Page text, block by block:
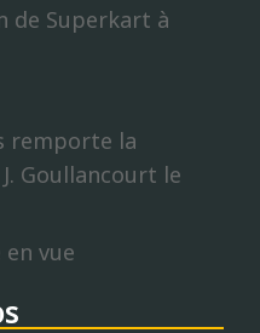
de Superkart à
remporte la
Goullancourt le
vue